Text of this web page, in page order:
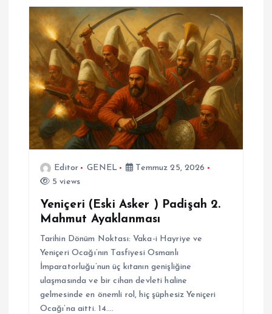
Editor GENEL
Temmuz 25, 2026
5 views
Yeniçeri (Eski Asker ) Padişah 2.
Mahmut Ayaklanması
Tarihin Dönüm Noktası: Vaka-i Hayriye ve
Yeniçeri Ocağı’nın Tasfiyesi Osmanlı
İmparatorluğu’nun üç kıtanın genişliğine
ulaşmasında ve bir cihan devleti haline
gelmesinde en önemli rol, hiç şüphesiz Yeniçeri
Ocağı’na aitti. 14.…